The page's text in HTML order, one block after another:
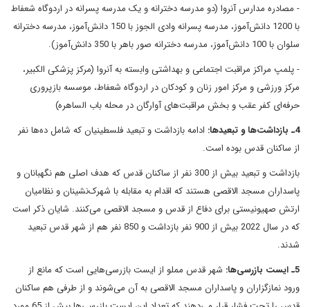
- مصادره مدارس آنروا (دو مدرسه دخترانه و یک مدرسه پسرانه در اردوگاه شعفاط
با 1200 دانش‌آموز، مدرسه پسرانه وادی الجوز با 150 دانش‌آموز، مدرسه دخترانه
سلوان با 100 دانش‌آموز، مدرسه دخترانه صور باهر با 350 دانش‌آموز).
- پلمپ مراکز مراقبت اجتماعی و بهداشتی وابسته به آنروا (مرکز پزشکی الکبیر،
مرکز ورزشی و مرکز امور زنان و کودکان در اردوگاه شعفاط، موسسه بازپروری
حرفه‌ای کفر عقب و بخش مراقبت‌های آوارگان در محله باب الساهره)
4ـ بازداشت‌ها و تبعیدها:
ادامه بازداشت و تبعید فلسطینیان که شامل ده‌ها نفر
از ساکنان قدس بوده است.
بازداشت و تبعید بیش از 300 نفر از ساکنان قدس که هدف اصلی هم نگهبانان و
پاسداران مسجد الاقصی هستند که اقدام به مقابله با شهرک‌نشینان و نظامیان
ارتش صهیونیستی برای دفاع از قدس و مسجد الاقصی می‌کنند. شایان ذکر است
که در سال 2022 بیش از 900 نفر بازداشت و 850 نفر هم از شهر قدس تبعید
شدند.
5ـ ایست بازرسی‌ها:
شهر قدس مملو از ایست بازرسی‌هایی است که مانع از
ورود نمازگزاران و پاسداران مسجد الاقصی به آن می‌شوند و از طرفی هم ساکنان